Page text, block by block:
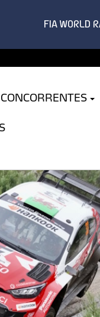
CONCORRENTES